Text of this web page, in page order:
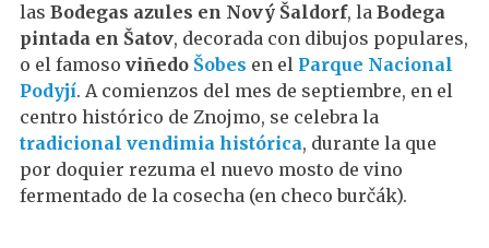
las Bodegas azules en Nový Šaldorf, la Bodega
pintada en Šatov, decorada con dibujos populares,
o el famoso viñedo Šobes en el Parque Nacional
Podyjí. A comienzos del mes de septiembre, en el
centro histórico de Znojmo, se celebra la
tradicional vendimia histórica, durante la que
por doquier rezuma el nuevo mosto de vino
fermentado de la cosecha (en checo burčák).